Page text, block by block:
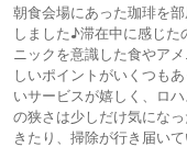
朝食会場にあった珈琲を
しました♪滞在中に感じ
ニックを意識した食やア
しいポイントがいくつも
いサービスが嬉しく、ロ
の狭さは少しだけ気にな
きたり、掃除が行き届い